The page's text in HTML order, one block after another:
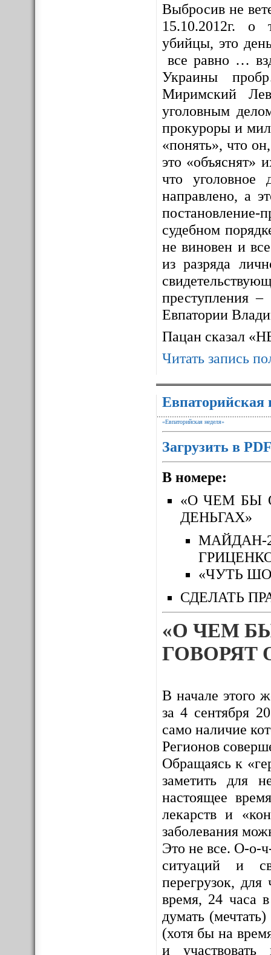
Выбросив не
15.10.2012г. о
убийцы, это
все равно …
Украины
Миримский
уголовным
прокуроры и
«понять», что
это «объяснят»
что
направлено, а
судебном
не виновен и
из разряда
преступления –
Евпатории
Пацан сказал
Читать запись
Евпаторийская
«Евпаторийская неделя»
Загрузить в
В номере:
«О ЧЕМ БЫ
ДЕНЬГАХ»
«ЧУТЬ
СДЕЛАТЬ
«О ЧЕМ
ГОВОРЯТ
В начале этого
за 4 сентября
само наличие
Регионов
Обращаясь к
заметить для
настоящее
лекарств и
заболевания
Это не все. О-о-
ситуаций и
перегрузок, для
время, 24 часа
думать
(хотя бы на
и участвовать